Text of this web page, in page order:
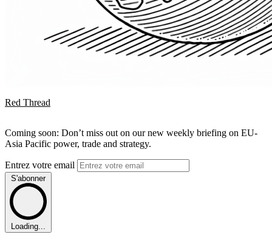
Red Thread
Coming soon: Don’t miss out on our new weekly briefing on EU-
Asia Pacific power, trade and strategy.
Entrez votre email
S'abonner
Loading...